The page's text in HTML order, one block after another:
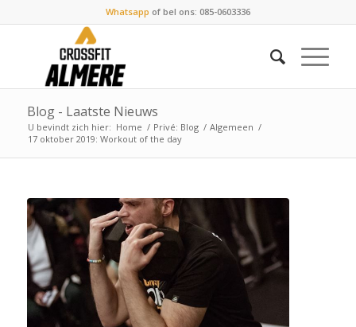
Whatsapp of bel ons: 085-0603336
Blog - Laatste Nieuws
U bevindt zich hier: Home / Privé: Blog / Algemeen /
17 oktober 2019: Workout of the day